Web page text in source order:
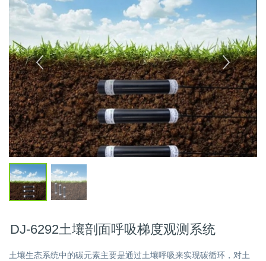
DJ-6292土壤剖面呼吸梯度观测系统
土壤生态系统中的碳元素主要是通过土壤呼吸来实现碳循环，对土